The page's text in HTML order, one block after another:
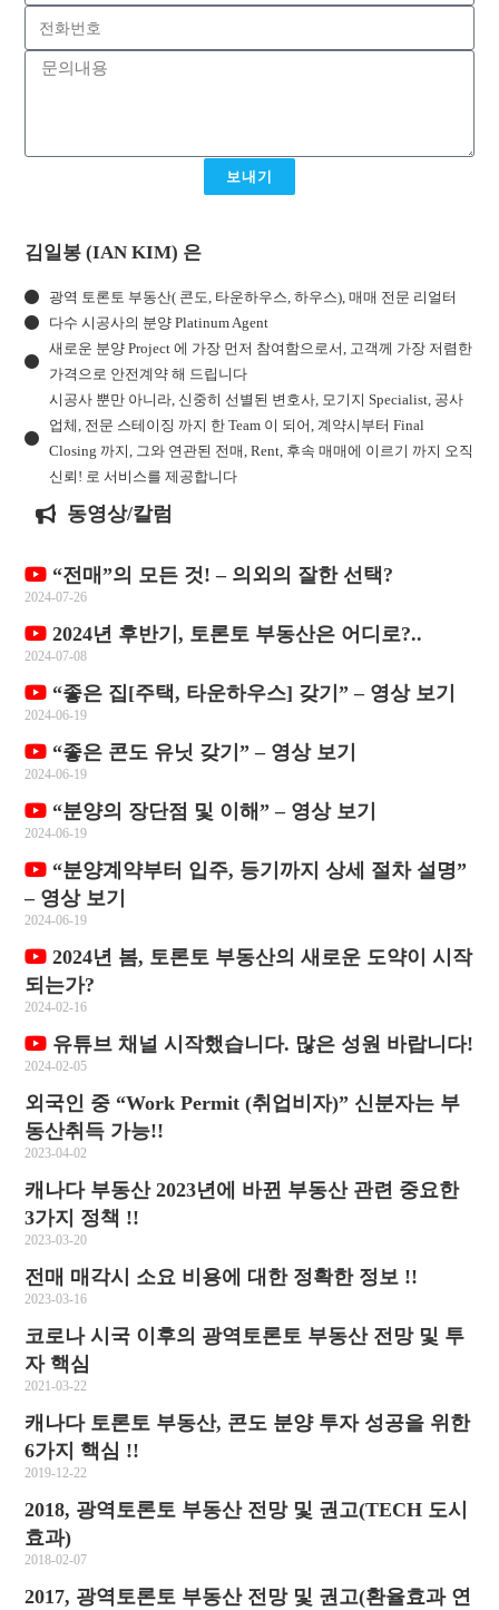
보내기
김일봉 (IAN KIM) 은
광역 토론토 부동산( 콘도, 타운하우스, 하우스), 매매 전문 리얼터
다수 시공사의 분양 Platinum Agent
새로운 분양 Project 에 가장 먼저 참여함으로서, 고객께 가장 저렴한
가격으로 안전계약 해 드립니다
시공사 뿐만 아니라, 신중히 선별된 변호사, 모기지 Specialist, 공사
업체, 전문 스테이징 까지 한 Team 이 되어, 계약시부터 Final
Closing 까지, 그와 연관된 전매, Rent, 후속 매매에 이르기 까지 오직
신뢰! 로 서비스를 제공합니다
동영상/칼럼
“전매”의 모든 것! – 의외의 잘한 선택?
2024-07-26
2024년 후반기, 토론토 부동산은 어디로?..
2024-07-08
“좋은 집[주택, 타운하우스] 갖기” – 영상 보기
2024-06-19
“좋은 콘도 유닛 갖기” – 영상 보기
2024-06-19
“분양의 장단점 및 이해” – 영상 보기
2024-06-19
“분양계약부터 입주, 등기까지 상세 절차 설명”
– 영상 보기
2024-06-19
2024년 봄, 토론토 부동산의 새로운 도약이 시작
되는가?
2024-02-16
유튜브 채널 시작했습니다. 많은 성원 바랍니다!
2024-02-05
외국인 중 “Work Permit (취업비자)” 신분자는 부
동산취득 가능!!
2023-04-02
캐나다 부동산 2023년에 바뀐 부동산 관련 중요한
3가지 정책 !!
2023-03-20
전매 매각시 소요 비용에 대한 정확한 정보 !!
2023-03-16
코로나 시국 이후의 광역토론토 부동산 전망 및 투
자 핵심
2021-03-22
캐나다 토론토 부동산, 콘도 분양 투자 성공을 위한
6가지 핵심 !!
2019-12-22
2018, 광역토론토 부동산 전망 및 권고(TECH 도시
효과)
2018-02-07
2017, 광역토론토 부동산 전망 및 권고(환율효과 연